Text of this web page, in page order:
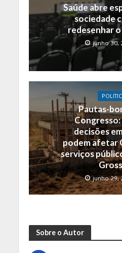
Saúde abre
sociedade
redesenhar o
junho 30,
Pautas-
decisões
podem afetar
serviços
junho 29,
Sobre o Autor